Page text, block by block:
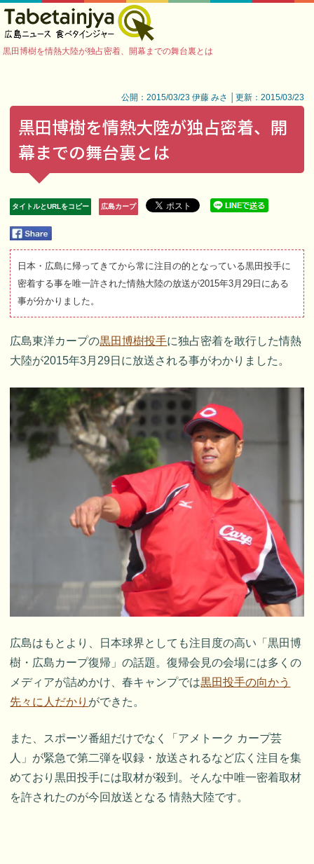
黒田博樹を情熱大陸が独占密着、開幕までの舞台裏とは
公開：2015/03/23 伊藤 みさ │更新：2015/03/23
黒田博樹を情熱大陸が独占密着、開
幕までの舞台裏とは
タイトルとURLをコピー 広島カープ
日本・広島に帰ってきてから常に注目の的となっている黒田投手に
密着する事を唯一許された情熱大陸の放送が2015年3月29日にある
事が分かりました。
広島東洋カープの黒田博樹投手に独占密着を敢行した情熱
大陸が2015年3月29日に放送される事がわかりました。
広島はもとより、日本球界としても注目度の高い「黒田博
樹・広島カープ復帰」の話題。復帰会見の会場には多くの
メディアが詰めかけ、春キャンプでは黒田投手の向かう
先々に人だかり ができた。
また、スポーツ番組だけでなく「アメトーク カープ芸
人」が緊急で第二弾を収録・放送されるなど広く注目を集
めており黒田投手には取材が殺到。そんな中唯一密着取材
を許されたのが今回放送となる 情熱大陸です。